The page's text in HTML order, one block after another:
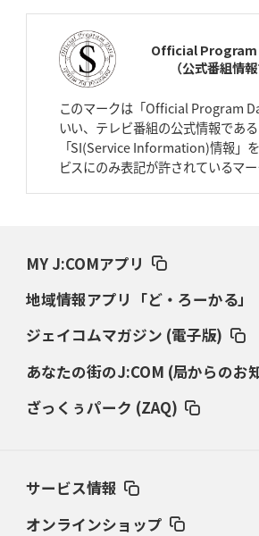
2026年4月9日(木)更新
スティーラーズ、名門復活の足音
2026年4月2日(木)更新
2026年3月26日(木)更新
AZ-COM丸和、リーグワンへ参入決定 「フィー
ダイナボアーズ、“逆輸入SO”三宅駿
「ニュー
2026年3月5日(木)更新
2026年2月19日(木)更新
37年女子W杯招致への課題と期待
Official
（公式番組情報
このマークは「Official Program
いい、テレビ番組の公式情報である
「SI(Service Information)情報」
ビスにのみ表記が許されているマー
MY J:COMアプリ
地域情報アプリ「ど・ろーかる」
ジェイコムマガジン (電子版)
あなたの街のJ:COM (局からのお
ざっくぅパーク (ZAQ)
サービス情報
オンラインショップ